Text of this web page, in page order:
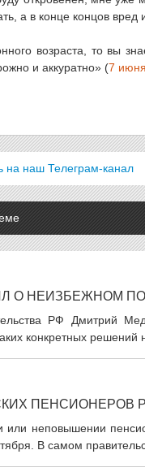
а в конце концов вред
возраста, то вы
и аккуратно» (7
на наш Телеграм-канал
О НЕИЗБЕЖНОМ
РФ Дмитрий
конкретных решений
ПЕНСИОНЕРОВ
неповышении
В самом